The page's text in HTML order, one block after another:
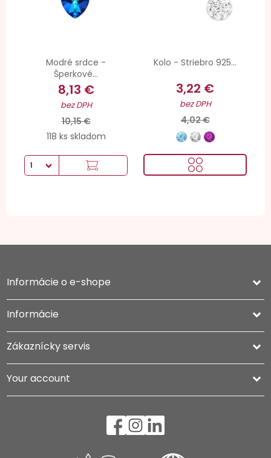
Modré srdce -
Šperkové...
8,13 €
bez DPH
10,15 €
118 ks skladom
Kolo - Striebro 925...
3,22 €
bez DPH
4,02 €
Informácie o e-shope keyboard_arrow_down
Informácie 
Zákaznícky servis 
Your account 